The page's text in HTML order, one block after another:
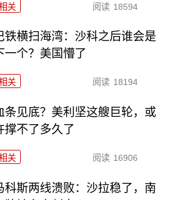
关 阅读 18594
铁横扫海湾：沙科之后谁会是
一个？美国懵了
关 阅读 18194
条见底？美利坚这艘巨轮，或
撑不了多久了
关 阅读 16906
科斯两线溃败：沙拉稳了，南